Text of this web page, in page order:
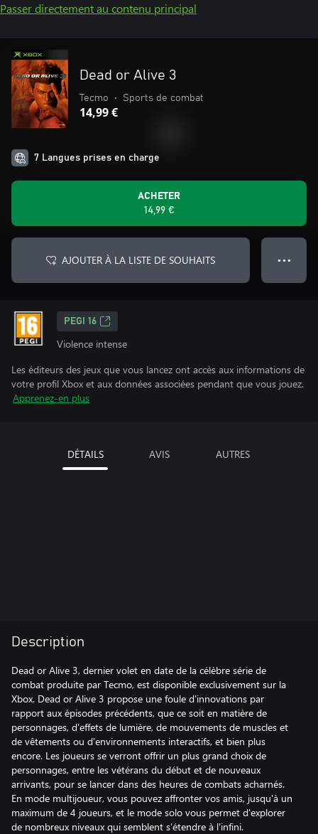
Passer directement au contenu principal
Dead or Alive 3
Tecmo • Sports de combat
14,99 €
7 Langues prises en charge
ACHETER
14,99 €
AJOUTER À LA LISTE DE SOUHAITS ● ● ●
PEGI 16
Violence intense
Les éditeurs des jeux que vous lancez ont accès aux informations de
votre profil Xbox et aux données associées pendant que vous jouez.
Apprenez-en plus
DÉTAILS AVIS AUTRES
Description
Dead or Alive 3, dernier volet en date de la célèbre série de
combat produite par Tecmo, est disponible exclusivement sur la
Xbox. Dead or Alive 3 propose une foule d'innovations par
rapport aux épisodes précédents, que ce soit en matière de
personnages, d'effets de lumière, de mouvements de muscles et
de vêtements ou d'environnements interactifs, et bien plus
encore. Les joueurs se verront offrir un plus grand choix de
personnages, entre les vétérans du début et de nouveaux
arrivants, pour se lancer dans des heures de combats acharnés.
En mode multijoueur, vous pouvez affronter vos amis, jusqu'à un
maximum de 4 joueurs, et le mode solo vous permet d'explorer
de nombreux niveaux qui semblent s'étendre à l'infini.